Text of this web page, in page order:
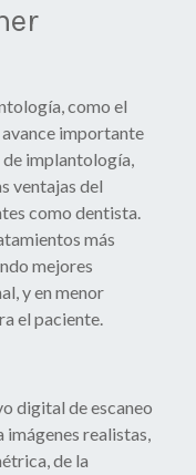
como el
avance importante
implantología,
ventajas del
como dentista.
más
mejores
y en menor
el paciente.
digital de escaneo
imágenes realistas,
de la